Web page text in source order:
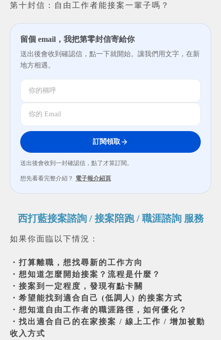
第十封信：自由工作者能接案一輩子嗎？
留個 email，我把第零封信寄給你
送出後會收到確認信，點一下就開始。讓我們用文字，在新
地方相遇。
訂閱領取
送出後會收到一封確認信，點了才算訂閱。
想先看看完整介紹？ 電子報介紹頁
西打藍接案諮詢 / 接案陪跑 / 職涯諮詢 服務
如果你面臨以下情況：
・打算離職，想找尋新的工作方向
・想知道怎麼開始接案？流程是什麼？
・接案到一定程度，發現有點卡關
・希望能找到適合自己 (低調人) 的接案方式
・想知道自由工作者的職涯路徑，如何優化？
・找出適合自己的在家接案 / 線上工作 / 增加被動
收入方式